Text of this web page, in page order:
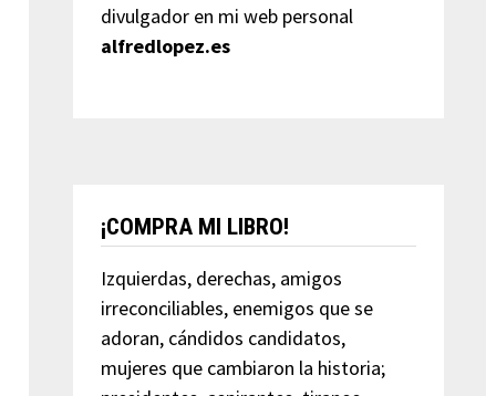
divulgador en mi web personal
alfredlopez.es
¡COMPRA MI LIBRO!
Izquierdas, derechas, amigos
irreconciliables, enemigos que se
adoran, cándidos candidatos,
mujeres que cambiaron la historia;